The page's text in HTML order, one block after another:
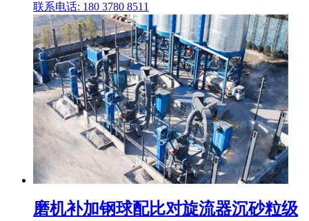
联系电话: 180 3780 8511
磨机补加钢球配比对旋流器沉砂粒级